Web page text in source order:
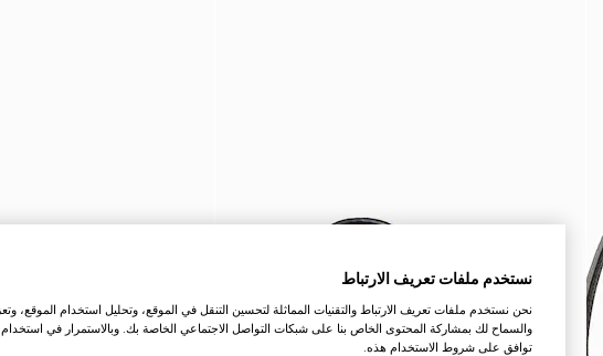
نستخدم ملفات تعريف الارتباط
نحن نستخدم ملفات تعريف الارتباط والتقنيات المماثلة لتحسين التنقل في الموقع، وتحليل استخدام الموقع،
والسماح لك بمشاركة المحتوى الخاص بنا على شبكات التواصل الاجتماعي الخاصة بك. وبالاستمرار في
توافق على شروط الاستخدام هذه.